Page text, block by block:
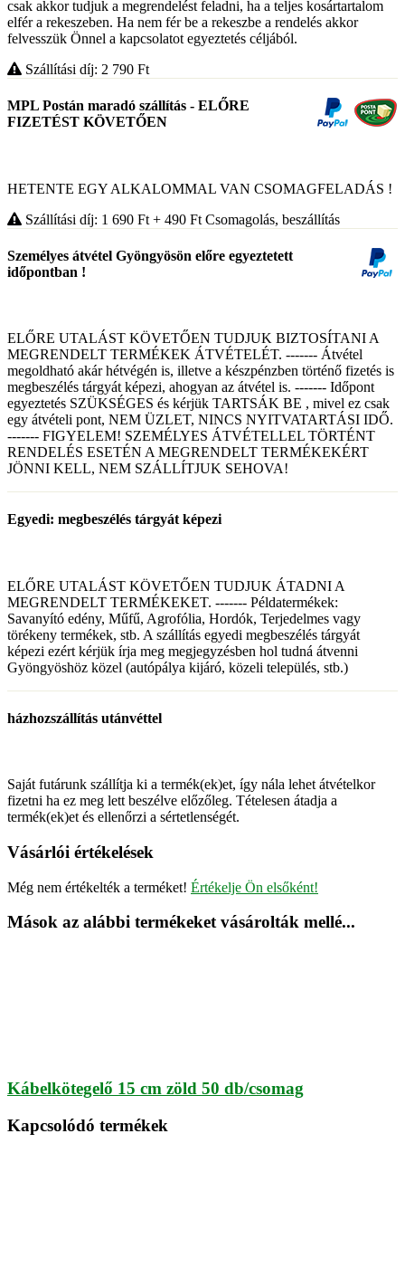
csak akkor tudjuk a megrendelést feladni, ha a teljes kosártartalom
elfér a rekeszeben. Ha nem fér be a rekeszbe a rendelés akkor
felvesszük Önnel a kapcsolatot egyeztetés céljából.
Szállítási díj: 2 790 Ft
MPL Postán maradó szállítás - ELŐRE
FIZETÉST KÖVETŐEN
HETENTE EGY ALKALOMMAL VAN CSOMAGFELADÁS !
Szállítási díj: 1 690 Ft + 490 Ft Csomagolás, beszállítás
Személyes átvétel Gyöngyösön előre egyeztetett
időpontban !
ELŐRE UTALÁST KÖVETŐEN TUDJUK BIZTOSÍTANI A
MEGRENDELT TERMÉKEK ÁTVÉTELÉT. ------- Átvétel
megoldható akár hétvégén is, illetve a készpénzben történő fizetés is
megbeszélés tárgyát képezi, ahogyan az átvétel is. ------- Időpont
egyeztetés SZÜKSÉGES és kérjük TARTSÁK BE , mivel ez csak
egy átvételi pont, NEM ÜZLET, NINCS NYITVATARTÁSI IDŐ.
------- FIGYELEM! SZEMÉLYES ÁTVÉTELLEL TÖRTÉNT
RENDELÉS ESETÉN A MEGRENDELT TERMÉKEKÉRT
JÖNNI KELL, NEM SZÁLLÍTJUK SEHOVA!
Egyedi: megbeszélés tárgyát képezi
ELŐRE UTALÁST KÖVETŐEN TUDJUK ÁTADNI A
MEGRENDELT TERMÉKEKET. ------- Példatermékek:
Savanyító edény, Műfű, Agrofólia, Hordók, Terjedelmes vagy
törékeny termékek, stb. A szállítás egyedi megbeszélés tárgyát
képezi ezért kérjük írja meg megjegyzésben hol tudná átvenni
Gyöngyöshöz közel (autópálya kijáró, közeli település, stb.)
házhozszállítás utánvéttel
Saját futárunk szállítja ki a termék(ek)et, így nála lehet átvételkor
fizetni ha ez meg lett beszélve előzőleg. Tételesen átadja a
termék(ek)et és ellenőrzi a sértetlenségét.
Vásárlói értékelések
Még nem értékelték a terméket! Értékelje Ön elsőként!
Mások az alábbi termékeket vásárolták mellé...
Kábelkötegelő 15 cm zöld 50 db/csomag
Kapcsolódó termékek